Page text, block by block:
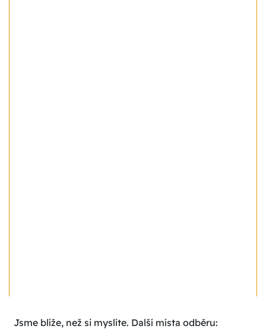
Jsme blíže, než si myslíte. Další místa odběru: